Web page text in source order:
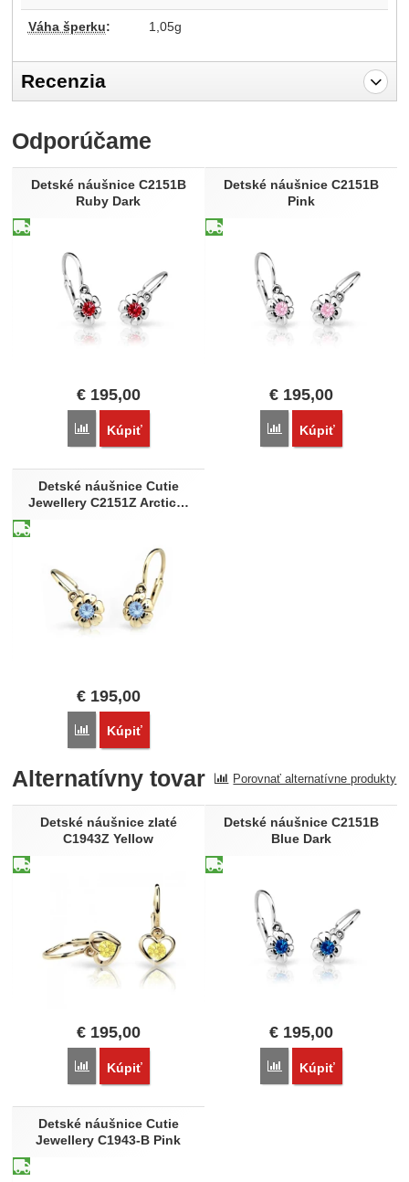
Váha šperku: 1,05g
Recenzia
Recenzia
Nebola pridaná žiadna recenzia.
Odporúčame
Detské náušnice C2151B
Ruby Dark
€ 195,00
Porovnať
Kúpiť
Detské náušnice C2151B
Pink
€195,00
Porovnať
Kúpiť
Detské náušnice Cutie
Jewellery C2151Z Arctic…
€ 195,00
Porovnať
Kúpiť
Alternatívny tovar Porovnať alternatívne produkty
Detské náušnice zlaté
C1943Z Yellow
€ 195,00
Porovnať
Kúpiť
Detské náušnice C2151B
Blue Dark
€195,00
Porovnať
Kúpiť
Detské náušnice Cutie
Jewellery C1943-B Pink